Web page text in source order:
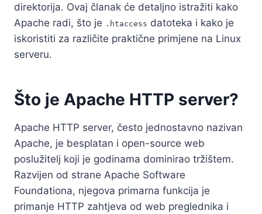
direktorija. Ovaj članak će detaljno istražiti kako
Apache radi, što je .htaccess datoteka i kako je
iskoristiti za različite praktične primjene na Linux
serveru.
Što je Apache HTTP server?
Apache HTTP server, često jednostavno nazivan
Apache, je besplatan i open-source web
poslužitelj koji je godinama dominirao tržištem.
Razvijen od strane Apache Software
Foundationa, njegova primarna funkcija je
primanje HTTP zahtjeva od web preglednika i